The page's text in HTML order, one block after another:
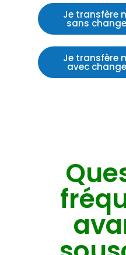
Je transfère
sans
Je transfère
avec